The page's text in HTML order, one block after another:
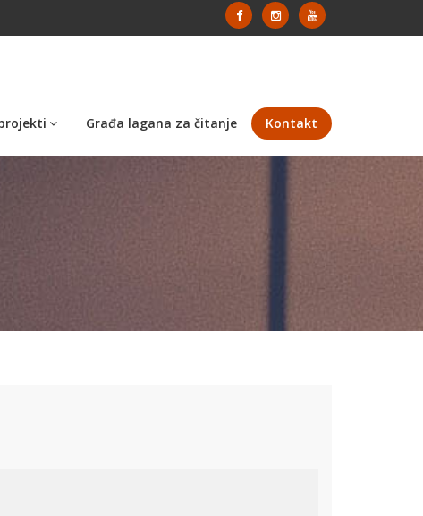
Građa lagana za čitanje Kontakt